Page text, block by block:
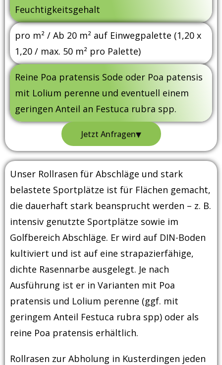
Feuchtigkeitsgehalt
pro m² / Ab 20 m² auf Einwegpalette (1,20 x
1,20 / max. 50 m² pro Palette)
Reine Poa pratensis Sode oder Poa patensis
mit Lolium perenne und eventuell einem
geringen Anteil an Festuca rubra spp.
Jetzt Anfragen▾
Unser Rollrasen für Abschläge und stark
belastete Sportplätze ist für Flächen gemacht,
die dauerhaft stark beansprucht werden – z. B.
intensiv genutzte Sportplätze sowie im
Golfbereich Abschläge. Er wird auf DIN-Boden
kultiviert und ist auf eine strapazierfähige,
dichte Rasennarbe ausgelegt. Je nach
Ausführung ist er in Varianten mit Poa
pratensis und Lolium perenne (ggf. mit
geringem Anteil Festuca rubra spp) oder als
reine Poa pratensis erhältlich.
Rollrasen zur Abholung in Kusterdingen jeden